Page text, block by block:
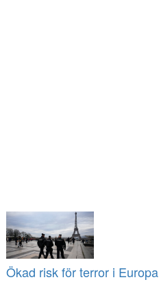
Ökad risk för terror i Europa